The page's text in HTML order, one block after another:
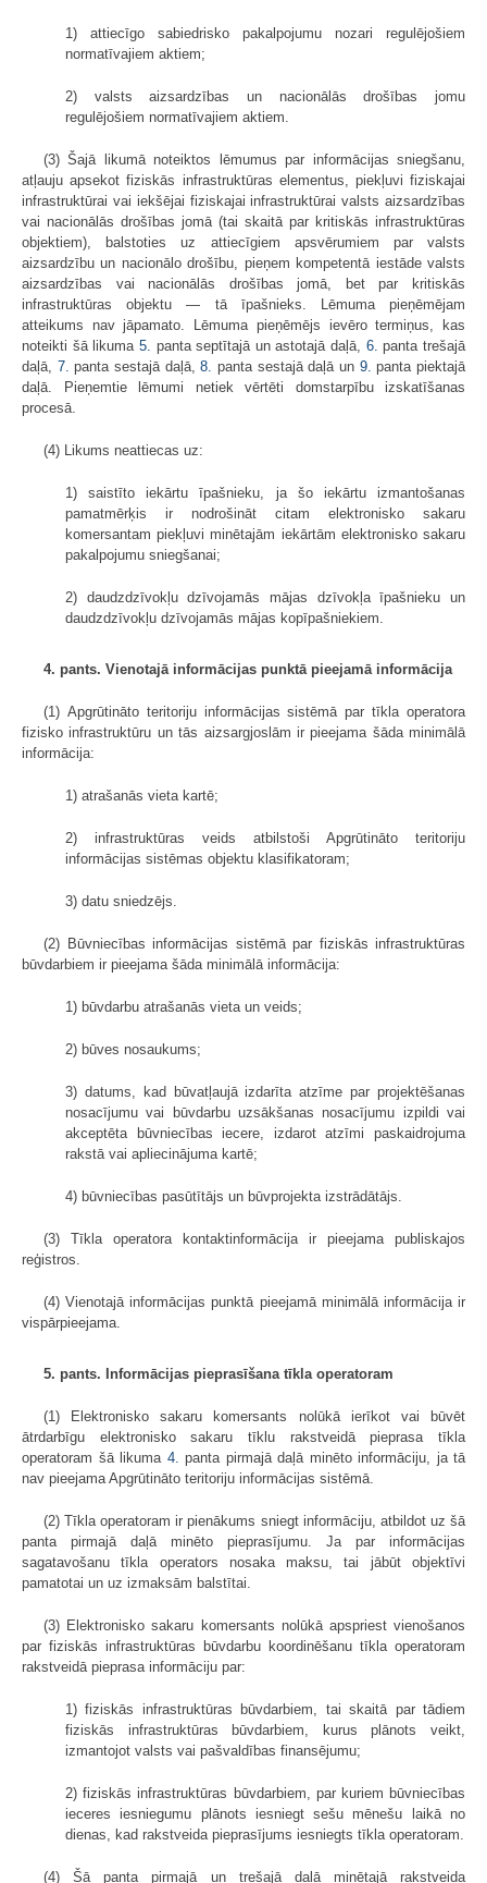
1) attiecīgo sabiedrisko pakalpojumu nozari regulējošiem
normatīvajiem aktiem;
2) valsts aizsardzības un nacionālās drošības jomu
regulējošiem normatīvajiem aktiem.
(3) Šajā likumā noteiktos lēmumus par informācijas sniegšanu,
atļauju apsekot fiziskās infrastruktūras elementus, piekļuvi fiziskajai
infrastruktūrai vai iekšējai fiziskajai infrastruktūrai valsts aizsardzības
vai nacionālās drošības jomā (tai skaitā par kritiskās infrastruktūras
objektiem), balstoties uz attiecīgiem apsvērumiem par valsts
aizsardzību un nacionālo drošību, pieņem kompetentā iestāde valsts
aizsardzības vai nacionālās drošības jomā, bet par kritiskās
infrastruktūras objektu — tā īpašnieks. Lēmuma pieņēmējam
atteikums nav jāpamato. Lēmuma pieņēmējs ievēro termiņus, kas
noteikti šā likuma 5. panta septītajā un astotajā daļā, 6. panta trešajā
daļā, 7. panta sestajā daļā,8. panta sestajā daļā un 9. panta piektajā
daļā. Pieņemtie lēmumi netiek vērtēti domstarpību izskatīšanas
procesā.
(4) Likums neattiecas uz:
1) saistīto iekārtu īpašnieku, ja šo iekārtu izmantošanas
pamatmērķis ir nodrošināt citam elektronisko sakaru
komersantam piekļuvi minētajām iekārtām elektronisko sakaru
pakalpojumu sniegšanai;
2) daudzdzīvokļu dzīvojamās mājas dzīvokļa īpašnieku un
daudzdzīvokļu dzīvojamās mājas kopīpašniekiem.
4. pants. Vienotajā informācijas punktā pieejamā informācija
(1) Apgrūtināto teritoriju informācijas sistēmā par tīkla operatora
fizisko infrastruktūru un tās aizsargjoslām ir pieejama šāda minimālā
informācija:
1) atrašanās vieta kartē;
2) infrastruktūras veids atbilstoši Apgrūtināto teritoriju
informācijas sistēmas objektu klasifikatoram;
3) datu sniedzējs.
(2) Būvniecības informācijas sistēmā par fiziskās infrastruktūras
būvdarbiem ir pieejama šāda minimālā informācija:
1) būvdarbu atrašanās vieta un veids;
2) būves nosaukums;
3) datums, kad būvatļaujā izdarīta atzīme par projektēšanas
nosacījumu vai būvdarbu uzsākšanas nosacījumu izpildi vai
akceptēta būvniecības iecere, izdarot atzīmi paskaidrojuma
rakstā vai apliecinājuma kartē;
4) būvniecības pasūtītājs un būvprojekta izstrādātājs.
(3) Tīkla operatora kontaktinformācija ir pieejama publiskajos
reģistros.
(4) Vienotajā informācijas punktā pieejamā minimālā informācija ir
vispārpieejama.
5. pants. Informācijas pieprasīšana tīkla operatoram
(1) Elektronisko sakaru komersants nolūkā ierīkot vai būvēt
ātrdarbīgu elektronisko sakaru tīklu rakstveidā pieprasa tīkla
operatoram šā likuma 4. panta pirmajā daļā minēto informāciju, ja tā
nav pieejama Apgrūtināto teritoriju informācijas sistēmā.
(2) Tīkla operatoram ir pienākums sniegt informāciju, atbildot uz šā
panta pirmajā daļā minēto pieprasījumu. Ja par informācijas
sagatavošanu tīkla operators nosaka maksu, tai jābūt objektīvi
pamatotai un uz izmaksām balstītai.
(3) Elektronisko sakaru komersants nolūkā apspriest vienošanos
par fiziskās infrastruktūras būvdarbu koordinēšanu tīkla operatoram
rakstveidā pieprasa informāciju par:
1) fiziskās infrastruktūras būvdarbiem, tai skaitā par tādiem
fiziskās infrastruktūras būvdarbiem, kurus plānots veikt,
izmantojot valsts vai pašvaldības finansējumu;
2) fiziskās infrastruktūras būvdarbiem, par kuriem būvniecības
ieceres iesniegumu plānots iesniegt sešu mēnešu laikā no
dienas, kad rakstveida pieprasījums iesniegts tīkla operatoram.
(4) Šā panta pirmajā un trešajā daļā minētajā rakstveida